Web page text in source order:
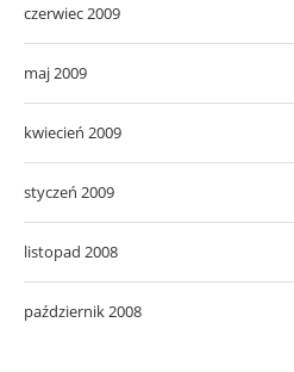
czerwiec 2009
maj 2009
kwiecień 2009
styczeń 2009
listopad 2008
październik 2008